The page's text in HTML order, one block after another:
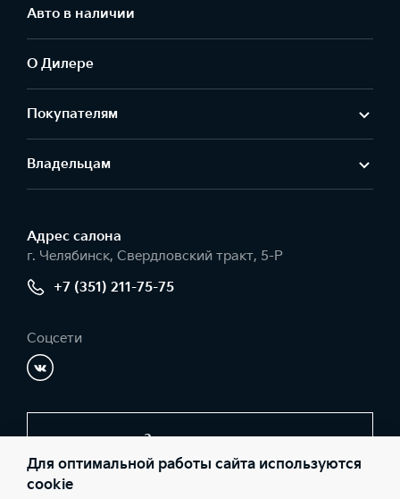
Авто в наличии
О Дилере
Покупателям
Владельцам
Адрес салонa
г. Челябинск, Свердловский тракт, 5-Р
+7 (351) 211-75-75
Соцсети
Заказать звонок
Для оптимальной работы сайта используются
cookie